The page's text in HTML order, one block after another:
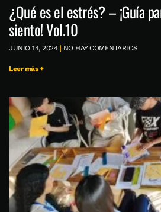
¿Qué es el estrés? – ¡Guía
siento! Vol.10
JUNIO 14, 2024 NO HAY COMENTARIOS
Leer más +